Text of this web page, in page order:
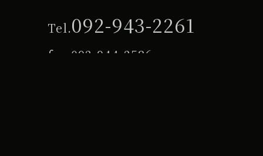
Tel.092-943-2261
fax. 092-944-2586